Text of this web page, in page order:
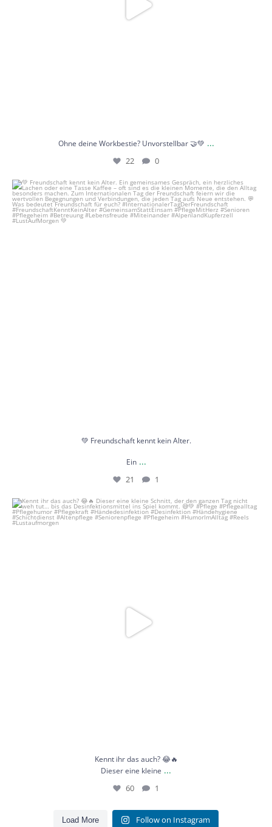
Ohne deine Workbestie? Unvorstellbar 🤝💚 ...
22 0
💚 Freundschaft kennt kein Alter.
Ein...
💚 Freundschaft kennt kein Alter.
Ein ...
21 1
Kennt ihr das auch? 😂🔥
Dieser eine kleine...
Kennt ihr das auch? 😂🔥
Dieser eine kleine ...
60 1
Load More Follow on Instagram